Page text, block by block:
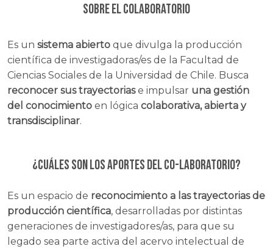
Sobre el Colaboratorio
Es un sistema abierto que divulga la producción
científica de investigadoras/es de la Facultad de
Ciencias Sociales de la Universidad de Chile. Busca
reconocer sus trayectoriase impulsar una gestión
del conocimiento en lógica colaborativa, abierta y
transdisciplinar.
¿CUÁLES SON LOS APORTES DEL CO-LABORATORIO?
Es un espacio de reconocimiento a las trayectorias de
producción científica, desarrolladas por distintas
generaciones de investigadores/as, para que su
legado sea parte activa del acervo intelectual de